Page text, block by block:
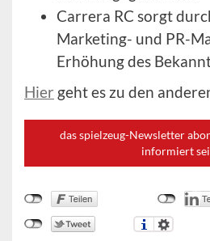
Carrera RC sorgt
Marketing- und PR-
Erhöhung des
Hier geht es zu den
das spielzeug-Newsletter
informiert